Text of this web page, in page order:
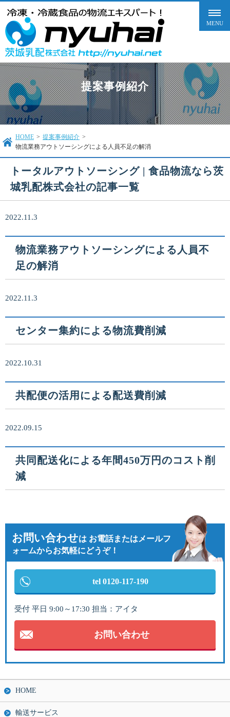
提案事例紹介
HOME > 提案事例紹介 >
物流業務アウトソーシングによる人員不足の解消
トータルアウトソーシング | 食品物流なら茨
城乳配株式会社の記事一覧
2022.11.3
物流業務アウトソーシングによる人員不
足の解消
2022.11.3
センター集約による物流費削減
2022.10.31
共配便の活用による配送費削減
2022.09.15
共同配送化による年間450万円のコスト削
減
お問い合わせは お電話またはメールフ
ォームからお気軽にどうぞ！
tel 0120-117-190
受付 平日 9:00～17:30 担当：アイタ
お問い合わせ
HOME
輸送サービス